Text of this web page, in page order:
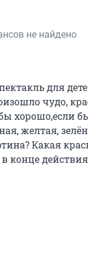
не найдено
для
чудо,
хорошо,если
желтая,
Какая
конце